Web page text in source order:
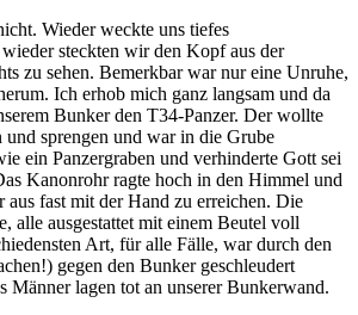
Wieder weckte uns tiefes
steckten wir den Kopf aus der
zu sehen. Bemerkbar war nur eine Unruhe,
Ich erhob mich ganz langsam und da
Bunker den T34-Panzer. Der wollte
sprengen und war in die Grube
ein Panzergraben und verhinderte Gott sei
Kanonrohr ragte hoch in den Himmel und
fast mit der Hand zu erreichen. Die
alle ausgestattet mit einem Beutel voll
Art, für alle Fälle, war durch den
gegen den Bunker geschleudert
Männer lagen tot an unserer Bunkerwand.